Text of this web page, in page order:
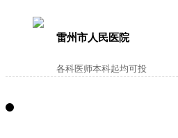
雷州市人民医院
各科医师本科起均可投